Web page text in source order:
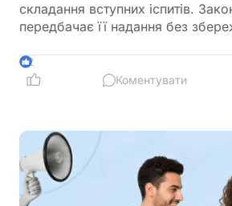
складання вступних іспитів.
передбачає її надання без
для проїзду до місця проведення
2
Коментувати